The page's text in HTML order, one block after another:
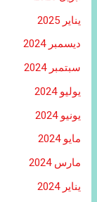
يناير 2025
ديسمبر 2024
سبتمبر 2024
يوليو 2024
يونيو 2024
مايو 2024
مارس 2024
يناير 2024